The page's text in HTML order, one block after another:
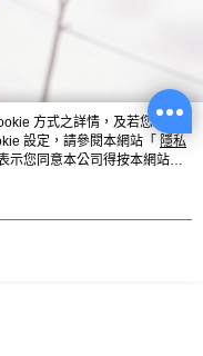
方式之詳情，及若您不希
設定，請參閱本網站「 隱私
示您同意本公司得按本網站使